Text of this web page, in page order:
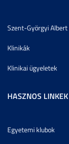
Szent-Györgyi
Klinikák
Klinikai ügyeletek
HASZNOS LINKEK
Egyetemi klubok